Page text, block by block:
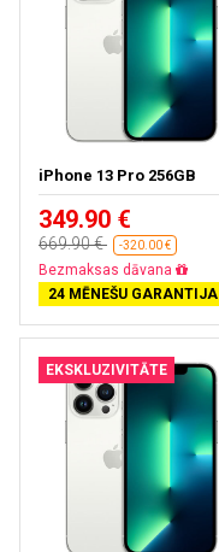
iPhone 13 Pro 256GB
349.90 €
669.90 € -320.00 €
Bezmaksas dāvana
24 MĒNEŠU GARANTIJA
EKSKLUZIVITĀTE